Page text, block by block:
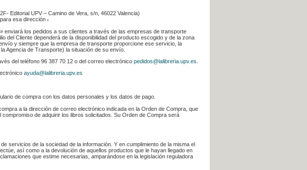
Editorial UPV – Camino de Vera, s/n, 46022 Valencia)
esa dirección .
enviará los pedidos a sus clientes a través de las empresas de transporte
del Cliente dependerá de la disponibilidad del producto escogido y de la zona
y siempre que la empresa de transporte proporcione ese servicio, la
Agencia de Transporte) la situación de su envío.
del teléfono 96 387 70 12 o del correo electrónico pedidos@lalibreria.upv.es
ayuda@lalibreria.upv.es
de compra con los datos personales y los datos de pago.
a la dirección de correo electrónico indicada en la Orden de Compra, que
de adquirir los libros solicitados. Su Orden de Compra será
servicios de la sociedad de la información. Y en cumplimiento de la misma el
así como a la devolución de aquellos productos que le hayan llegado en
que estime necesarias, amparándose en la legislación reguladora